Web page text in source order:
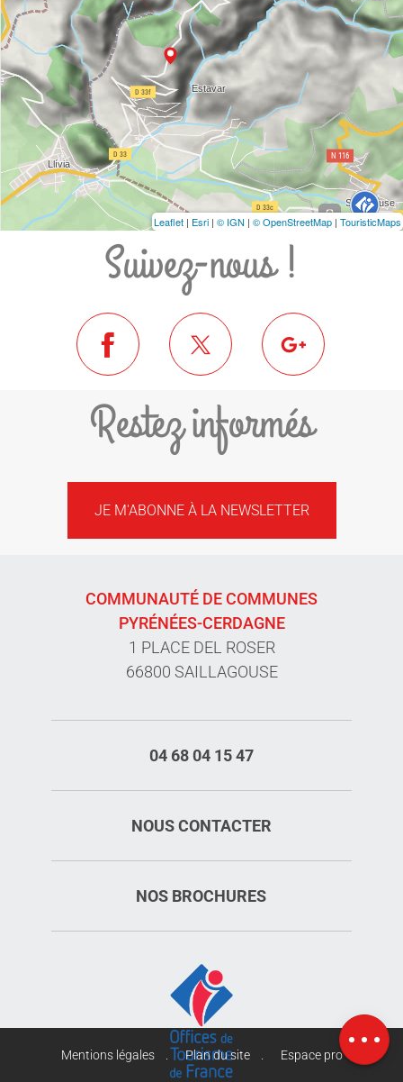
Carte
Leaflet | Esri | © IGN | © OpenStreetMap | TouristicMaps
Suivez-nous !
Restez informés
JE M'ABONNE À LA NEWSLETTER
COMMUNAUTÉ DE COMMUNES
PYRÉNÉES-CERDAGNE
1 PLACE DEL ROSER
66800 SAILLAGOUSE
04 68 04 15 47
NOUS CONTACTER
NOS BROCHURES
Mentions légales Plan du site Espace pro